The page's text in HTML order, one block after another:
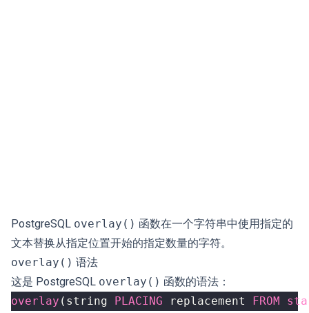
PostgreSQL overlay() 函数在一个字符串中使用指定的
文本替换从指定位置开始的指定数量的字符。
overlay() 语法
这是 PostgreSQL overlay() 函数的语法：
overlay ( string PLACING replacement FROM